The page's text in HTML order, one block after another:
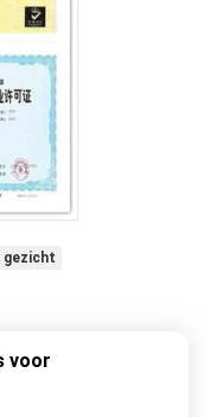
gezicht
voor